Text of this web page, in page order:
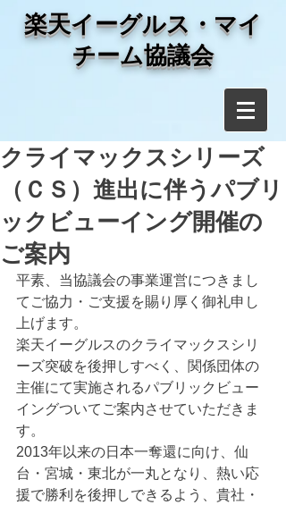
​楽天イーグルス・マイ
チーム協議会
クライマックスシリーズ
（ＣＳ）進出に伴うパブリ
ックビューイング開催の
ご案内
平素、当協議会の事業運営につきまし
てご協力・ご支援を賜り厚く御礼申し
上げます。
楽天イーグルスのクライマックスシリ
ーズ突破を後押しすべく、関係団体の
主催にて実施されるパブリックビュー
イングついてご案内させていただきま
す。
2013年以来の日本一奪還に向け、仙
台・宮城・東北が一丸となり、熱い応
援で勝利を後押しできるよう、貴社・